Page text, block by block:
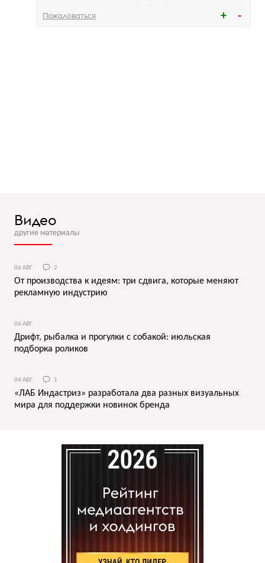
Пожаловаться
Видео
другие материалы
06 АВГ 2
От производства к идеям: три сдвига, которые меняют
рекламную индустрию
06 АВГ
Дрифт, рыбалка и прогулки с собакой: июльская
подборка роликов
04 АВГ 1
«ЛАБ Индастриз» разработала два разных визуальных
мира для поддержки новинок бренда